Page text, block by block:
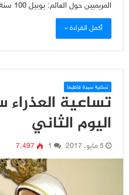
المريميين حول العالم: يوبيل 100 سنة على ظهورات…
أكمل القراءة »
تساعية سيدة فاطيما
تساعية
اليوم الثاني
5 مايو، 2017 1 7٬497